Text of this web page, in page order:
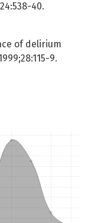
40.
of delirium
9.